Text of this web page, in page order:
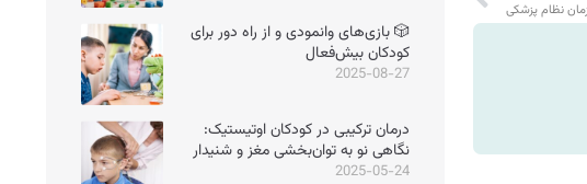
نظام پزشکی
🎲 بازی‌های وانمودی و از راه دور برای
کودکان بیش‌فعال
2025-08-27
درمان ترکیبی در کودکان اوتیستیک:
نگاهی نو به توان‌بخشی مغز و شنیدار
2025-05-24